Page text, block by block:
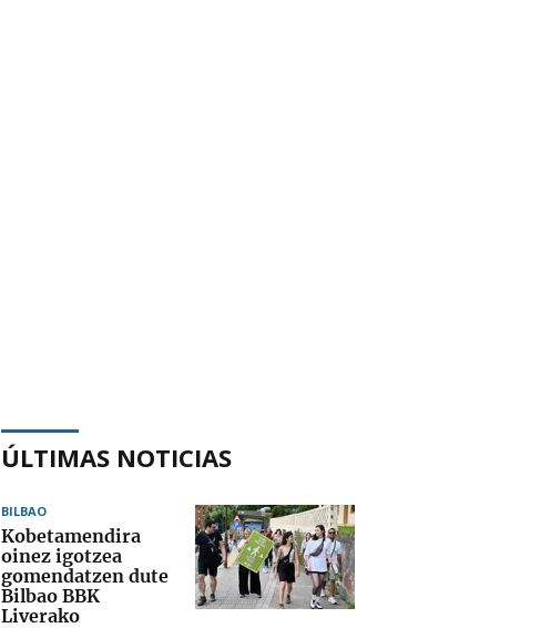
ÚLTIMAS NOTICIAS
BILBAO
Kobetamendira
oinez igotzea
gomendatzen dute
Bilbao BBK
Liverako